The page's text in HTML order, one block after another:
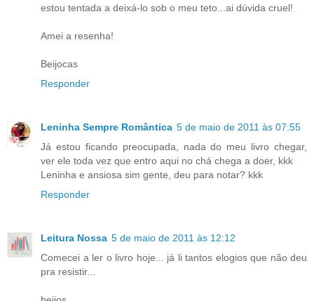
estou tentada a deixá-lo sob o meu teto...ai dúvida cruel!
Amei a resenha!
Beijocas
Responder
Leninha Sempre Romântica 5 de maio de 2011 às 07:55
Já estou ficando preocupada, nada do meu livro chegar,
ver ele toda vez que entro aqui no chá chega a doer, kkk
Leninha e ansiosa sim gente, deu para notar? kkk
Responder
Leitura Nossa 5 de maio de 2011 às 12:12
Comecei a ler o livro hoje... já li tantos elogios que não deu
pra resistir...